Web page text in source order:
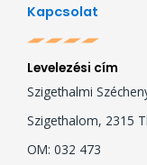
Kapcsolat
Levelezési cím
Szigethalmi
Szigethalom, 2315
OM: 032 473